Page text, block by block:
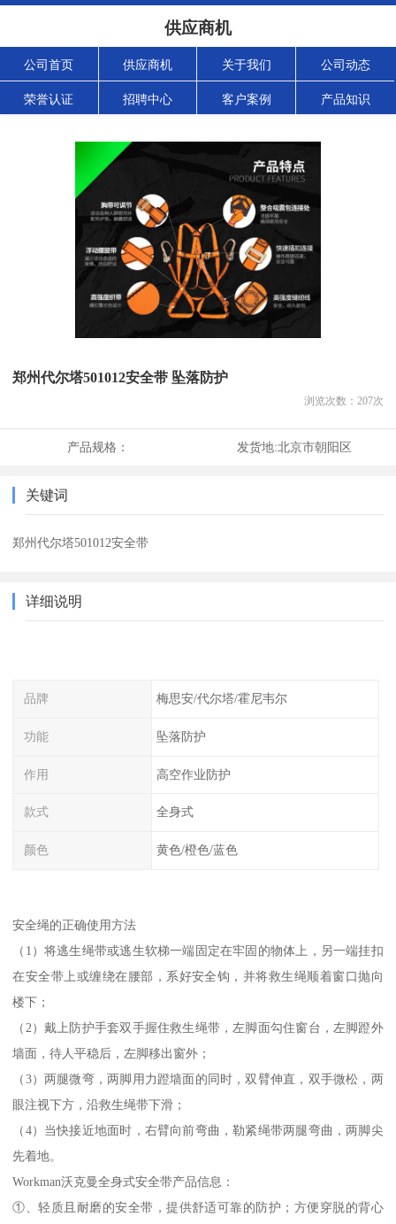
供应商机
公司首页 供应商机 关于我们 公司动态
荣誉认证 招聘中心 客户案例 产品知识
郑州代尔塔501012安全带 坠落防护
浏览次数： 207次
产品规格： 发货地:北京市朝阳区
关键词
郑州代尔塔501012安全带
详细说明
品牌 梅思安/代尔塔/霍尼韦尔
功能 坠落防护
作用 高空作业防护
款式 全身式
颜色 黄色/橙色/蓝色
安全绳的正确使用方法
（1）将逃生绳带或逃生软梯一端固定在牢固的物体上，另一端挂扣
在安全带上或缠绕在腰部，系好安全钩，并将救生绳顺着窗口抛向
楼下；
（2）戴上防护手套双手握住救生绳带，左脚面勾住窗台，左脚蹬外
墙面，待人平稳后，左脚移出窗外；
（3）两腿微弯，两脚用力蹬墙面的同时，双臂伸直，双手微松，两
眼注视下方，沿救生绳带下滑；
（4）当快接近地面时，右臂向前弯曲，勒紧绳带两腿弯曲，两脚尖
先着地。
Workman沃克曼全身式安全带产品信息：
①、轻质且耐磨的安全带，提供舒适可靠的防护；方便穿脱的背心